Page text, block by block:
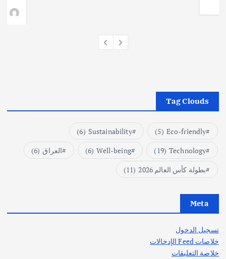
Tag Clouds
Eco-friendly
(5)
Sustainability
(6)
Technology
(19)
Well-being
(6) العراق (6)
بطولة كأس العالم 2026
(11)
Meta
تسجيل الدخول
خلاصات Feed الإدخالات
خلاصة التعليقات